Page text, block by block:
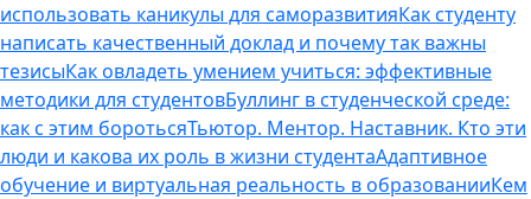
использовать каникулы для саморазвитияКак студенту
написать качественный доклад и почему так важны
тезисыКак овладеть умением учиться: эффективные
методики для студентовБуллинг в студенческой среде:
как с этим боротьсяТьютор. Ментор. Наставник. Кто эти
люди и какова их роль в жизни студентаАдаптивное
обучение и виртуальная реальность в образованииКем